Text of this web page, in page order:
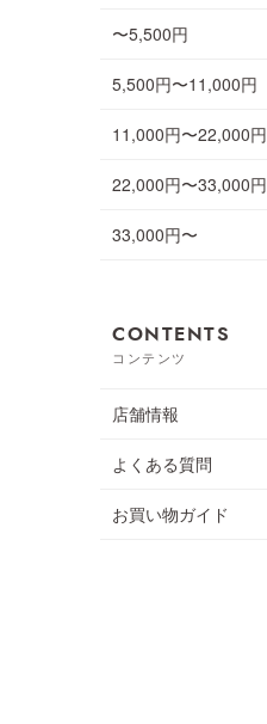
〜5,500円
5,500円〜11,000円
11,000円〜22,000円
22,000円〜33,000円
33,000円〜
CONTENTS
コンテンツ
店舗情報
よくある質問
お買い物ガイド